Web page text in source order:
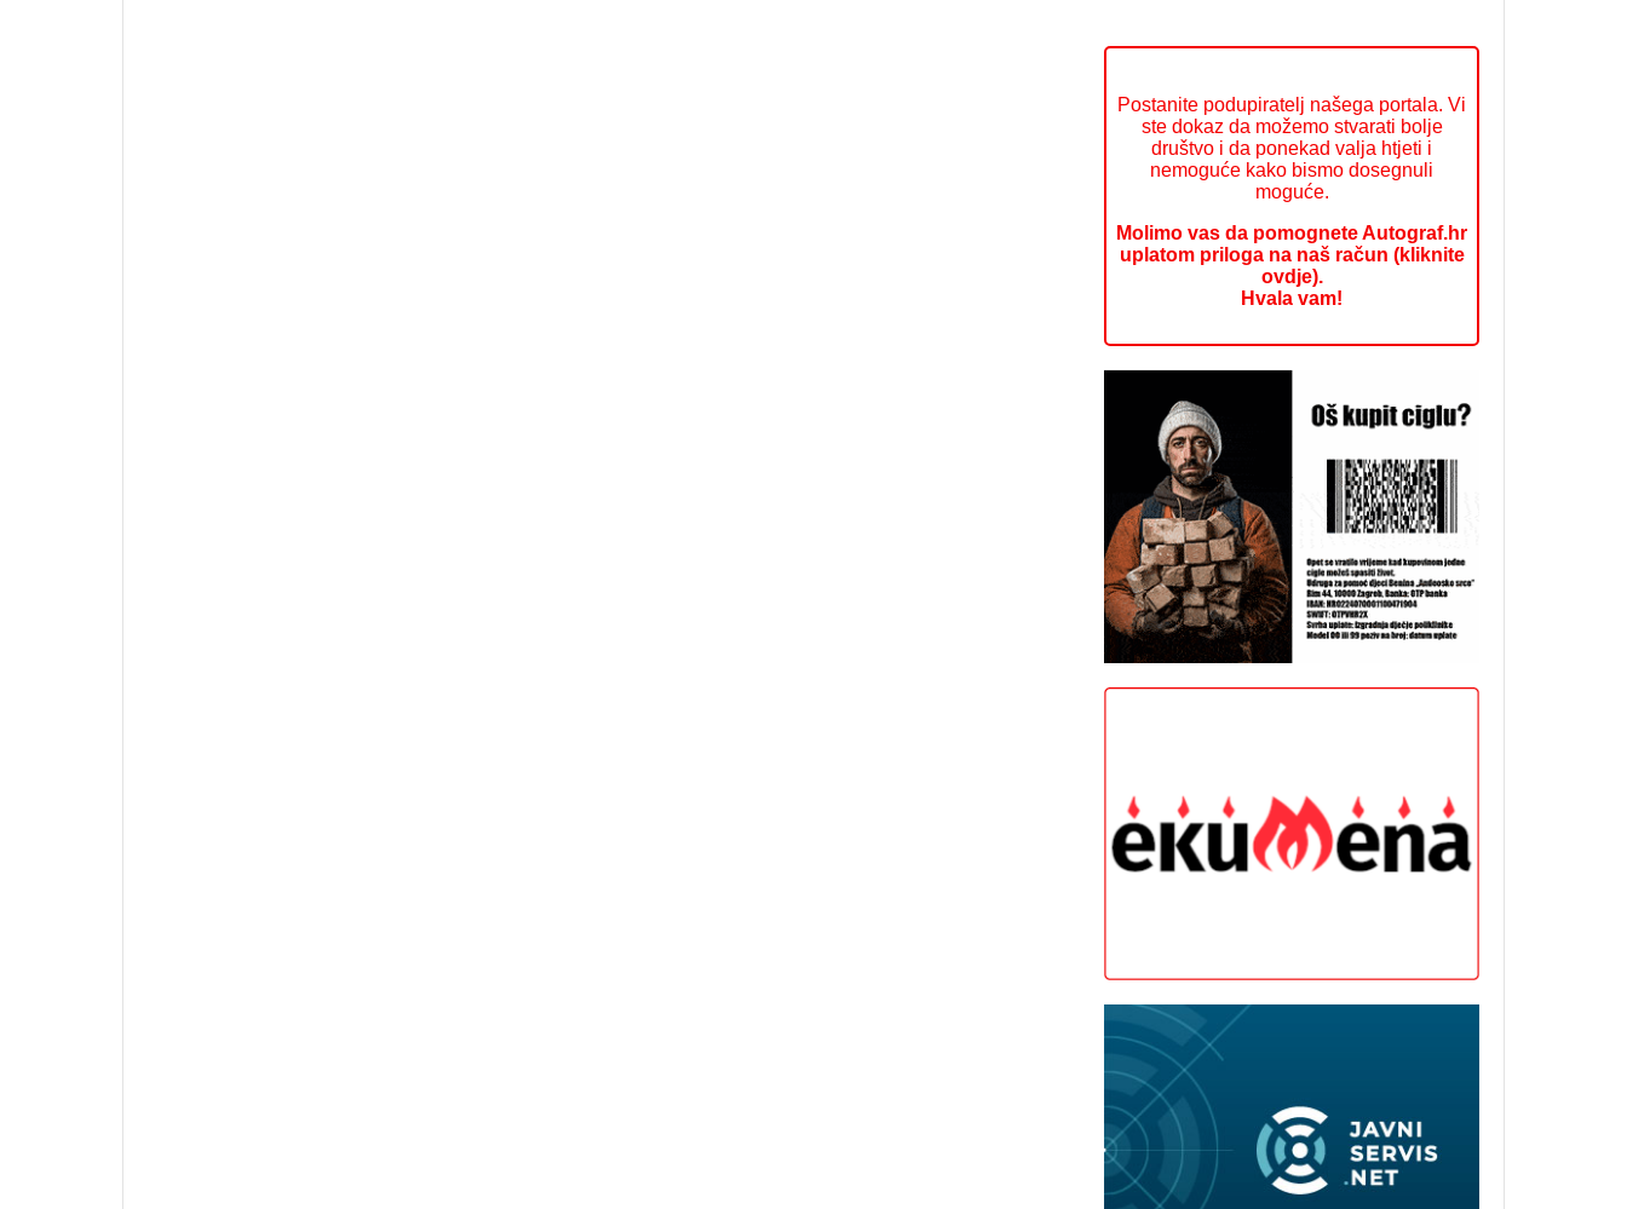
Postanite podupiratelj našega portala. Vi
ste dokaz da možemo stvarati bolje
društvo i da ponekad valja htjeti i
nemoguće kako bismo dosegnuli
moguće.
Molimo vas da pomognete Autograf.hr
uplatom priloga na naš račun (kliknite
ovdje).
Hvala vam!